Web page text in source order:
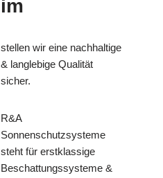
im
stellen wir eine nachhaltige
& langlebige Qualität
sicher.
R&A
Sonnenschutzsysteme
steht für erstklassige
Beschattungssysteme &